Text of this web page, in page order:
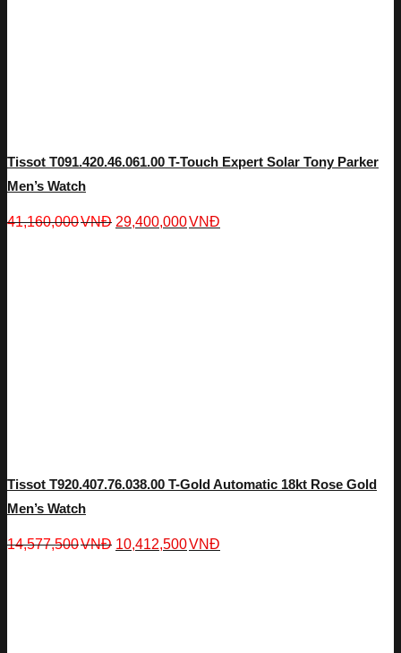
Tissot T091.420.46.061.00 T-Touch Expert Solar Tony Parker
Men’s Watch
41,160,000VNĐ 29,400,000VNĐ
Tissot T920.407.76.038.00 T-Gold Automatic 18kt Rose Gold
Men’s Watch
14,577,500VNĐ 10,412,500VNĐ